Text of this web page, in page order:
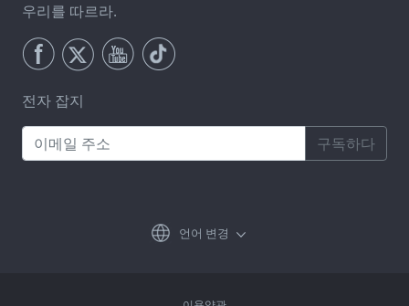
우리를 따르라.
전자 잡지
구독하다
언어 변경